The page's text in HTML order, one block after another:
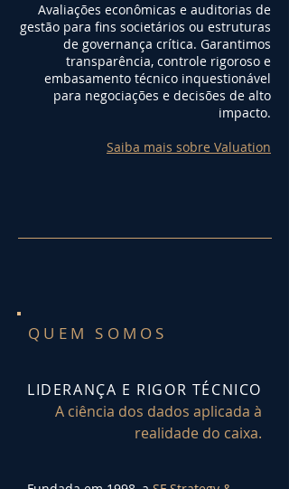
Avaliações econômicas e auditorias de
gestão para fins societários ou estruturas
de governança crítica. Garantimos
transparência, controle rigoroso e
embasamento técnico inquestionável
para negociações e decisões de alto
impacto.
Saiba mais sobre Valuation
QUEM SOMOS
LIDERANÇA E RIGOR TÉCNICO
A ciência dos dados aplicada à
realidade do caixa.